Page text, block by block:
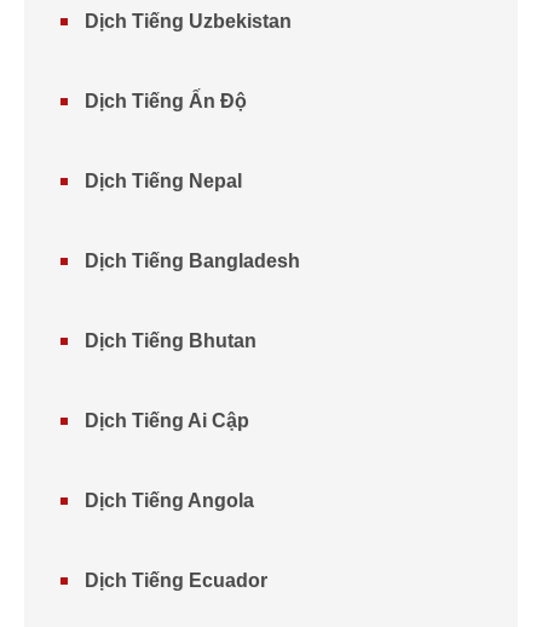
Dịch Tiếng Uzbekistan
Dịch Tiếng Ấn Độ
Dịch Tiếng Nepal
Dịch Tiếng Bangladesh
Dịch Tiếng Bhutan
Dịch Tiếng Ai Cập
Dịch Tiếng Angola
Dịch Tiếng Ecuador